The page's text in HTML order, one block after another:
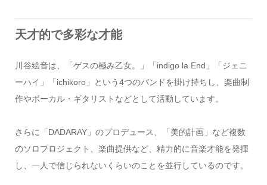
天才的で多彩な才能
川谷絵音は、「ゲスの極み乙女。」「indigo la End」「ジェニ
ーハイ」「ichikoro」という4つのバンドを掛け持ちし、楽曲制
作やボーカル・ギタリストなどとして活動しています。
さらに「DADARAY」のプロデュース、「美的計画」など複数
のソロプロジェクト、楽曲提供など、精力的に音楽才能を発揮
し、一人で信じられないくらいのことを並行しているのです。